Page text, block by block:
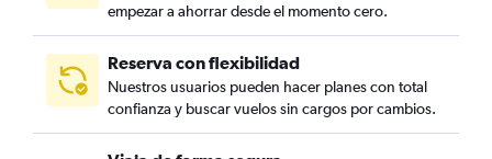
empezar a ahorrar desde el momento cero.
Reserva con flexibilidad
Nuestros usuarios pueden hacer planes con total
confianza y buscar vuelos sin cargos por cambios.